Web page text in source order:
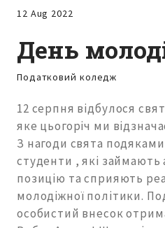
12 Aug 2022
День
Податковий коледж
12 серпня відбулося
яке цьогоріч ми
З нагоди свята подяками
студенти , які
позицію та сприяють
молодіжної політики.
особистий внесок